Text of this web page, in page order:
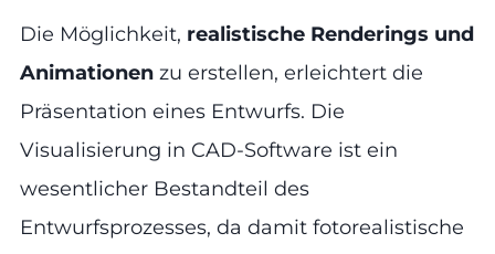
Die Möglichkeit, realistische Renderings und
Animationen zu erstellen, erleichtert die
Präsentation eines Entwurfs. Die
Visualisierung in CAD-Software ist ein
wesentlicher Bestandteil des
Entwurfsprozesses, da damit fotorealistische